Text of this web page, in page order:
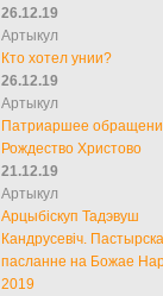
26.12.19
Артыкул
Кто хотел унии?
26.12.19
Артыкул
Патриаршее
Рождество Христово
21.12.19
Артыкул
Арцыбіскуп Тадэвуш
Кандрусевіч.
пасланне на Божае
2019